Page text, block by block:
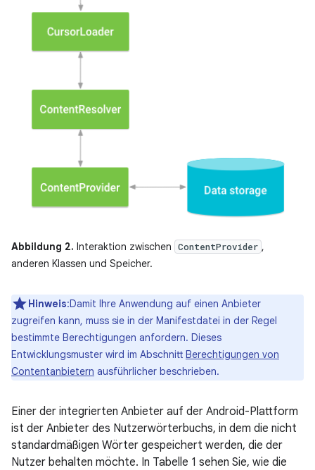
Abbildung 2. Interaktion zwischen ContentProvider ,
anderen Klassen und Speicher.
Hinweis:Damit Ihre Anwendung auf einen Anbieter
zugreifen kann, muss sie in der Manifestdatei in der Regel
bestimmte Berechtigungen anfordern. Dieses
Entwicklungsmuster wird im Abschnitt Berechtigungen von
Contentanbietern ausführlicher beschrieben.
Einer der integrierten Anbieter auf der Android-Plattform
ist der Anbieter des Nutzerwörterbuchs, in dem die nicht
standardmäßigen Wörter gespeichert werden, die der
Nutzer behalten möchte. In Tabelle 1 sehen Sie, wie die